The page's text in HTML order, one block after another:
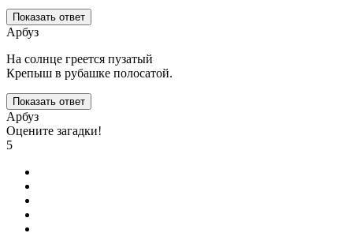
Показать ответ
Арбуз
На солнце греется пузатый
Крепыш в рубашке полосатой.
Показать ответ
Арбуз
Оцените загадки!
5